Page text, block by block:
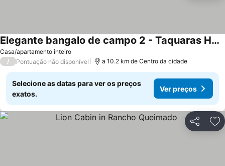
Casa/apartamento inteiro
Elegante bangalo de campo 2 - Taquaras Huts
/ Pontuação não disponível a 10.2 km de Centro da cidade
Selecione as datas para ver os preços
exatos.
Ver preços
Partilhar